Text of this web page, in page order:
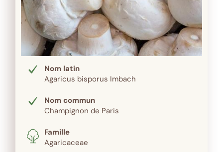
Nom latin
Agaricus bisporus Imbach
Nom commun
Champignon de Paris
Famille
Agaricaceae